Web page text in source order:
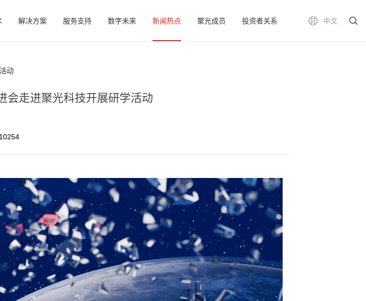
中文
解决方案 服务支持 数字未来 新闻热点 聚光成员 投资者关系
动
会走进聚光科技开展研学活动